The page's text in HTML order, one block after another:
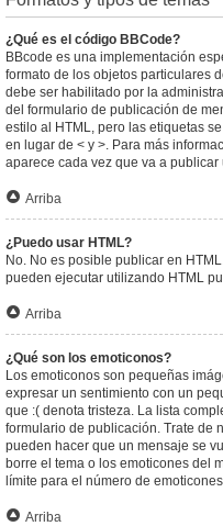
¿Qué es el código BBCode?
BBcode es una implementación
formato de los objetos particulares
debe ser habilitado por la
del formulario de publicación de
estilo al HTML, pero las etiquetas
en lugar de < y >. Para más
aparece cada vez que va a publicar
Arriba
¿Puedo usar HTML?
No. No es posible publicar en
pueden ejecutar utilizando HTML
Arriba
¿Qué son los emoticonos?
Los emoticonos son pequeñas
expresar un sentimiento con un
que :( denota tristeza. La lista
formulario de publicación. Trate de
pueden hacer que un mensaje se
borre el tema o los emoticones del
límite para el número de
Arriba